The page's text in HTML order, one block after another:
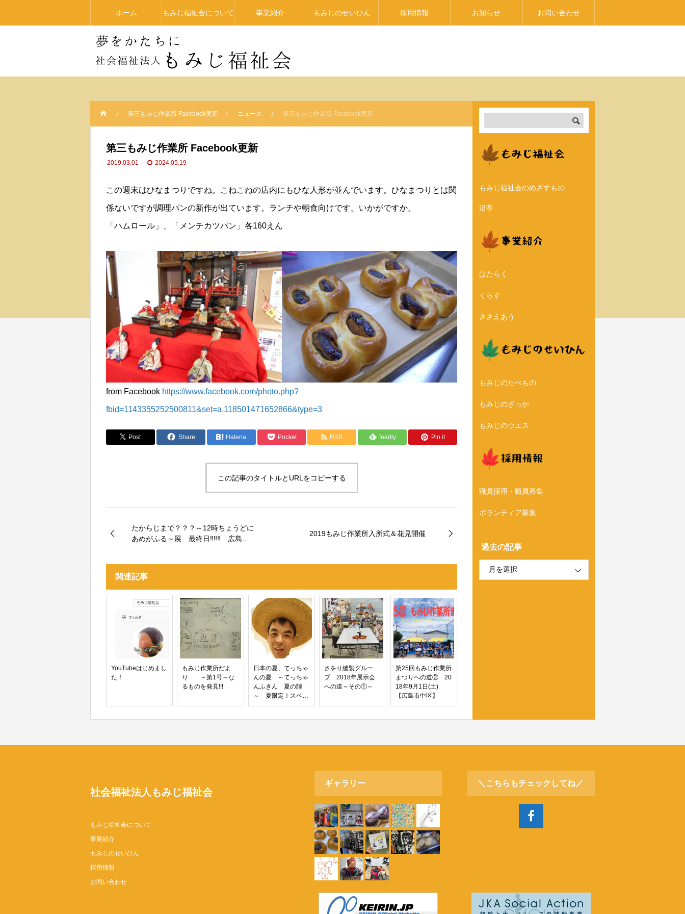
ホーム もみじ福祉会について 事業紹介 もみじのせいひん 採用情報 お知らせ お問い合わせ
第三もみじ作業所 Facebook更新 ニュース 第三もみじ作業所 Facebook更新
第三もみじ作業所 Facebook更新
2019.03.01 2024.05.19
この週末はひなまつりですね。こねこねの店内にもひな人形が並んでいます。ひなまつりとは関
係ないですが調理パンの新作が出ています。ランチや朝食向けです。いかがですか。
「ハムロール」、「メンチカツパン」各160えん
from Facebook https://www.facebook.com/photo.php?
fbid=1143355252500811&set=a.118501471652866&type=3
Post Share Hatena Pocket RSS feedly Pin it
この記事のタイトルとURLをコピーする
たからじまで？？？～12時ちょうどに
あめがふる～展 最終日‼‼‼ 広島市
2019もみじ作業所入所式＆花見開催
関連記事
YouTubeはじめまし
た！
もみじ作業所だよ
り ～第1号～な
るものを発見!!!
日本の夏、てっちゃ
んの夏 ～てっちゃ
んふきん 夏の陣
～ 夏限定！スペシ
ャルパッケージが登
さをり縫製グルー
プ 2018年展示会
への道～その①～
第25回もみじ作業所
まつりへの道② 20
18年9月1日(土)
【広島市中区】
もみじ福祉会のめざすもの
沿革
はたらく
くらす
ささえあう
もみじのたべもの
もみじのざっか
もみじのウエス
職員採用・職員募集
ボランティア募集
過去の記事
ギャラリー ＼こちらもチェックしてね／
社会福祉法人もみじ福祉会
もみじ福祉会について
事業紹介
もみじのせいひん
採用情報
お問い合わせ